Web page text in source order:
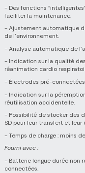
- Des fonctions
faciliter la maintenance.
- Ajustement automatique
de l'environnement.
- Analyse automatique de
- Indication sur la qualité
réanimation cardio
- Électrodes pré-
- Indication sur la
réutilisation accidentelle.
- Possibilité de stocker des
SD pour leur transfert et leur
- Temps de charge : moins
Fourni avec :
- Batterie longue durée non
connectées.